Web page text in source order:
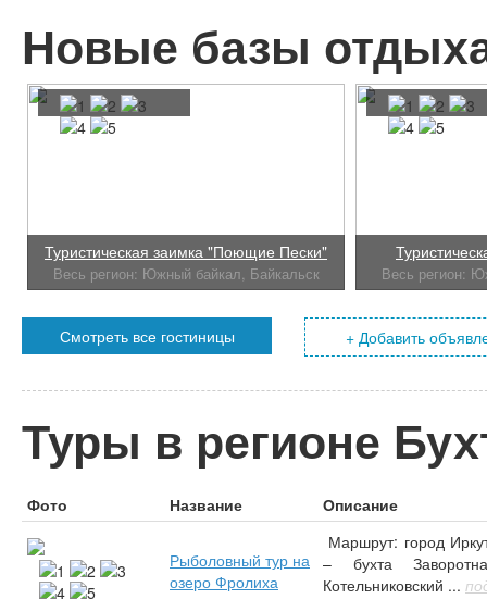
Новые базы
Туристическая заимка "Поющие Пески"
Весь регион: Южный байкал, Байкальск Весь регион:
Смотреть все гостиницы + Добавить
Туры в регионе
Фото Название Описание
Рыболовный тур на
озеро Фролиха
Маршрут: город
– бухта
Котельниковский ...